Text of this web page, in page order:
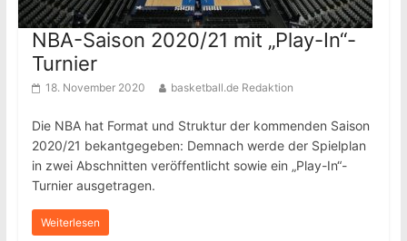
NBA-Saison 2020/21 mit „Play-In“-
Turnier
18. November 2020 basketball.de Redaktion
Die NBA hat Format und Struktur der kommenden Saison
2020/21 bekantgegeben: Demnach werde der Spielplan
in zwei Abschnitten veröffentlicht sowie ein „Play-In“-
Turnier ausgetragen.
Weiterlesen